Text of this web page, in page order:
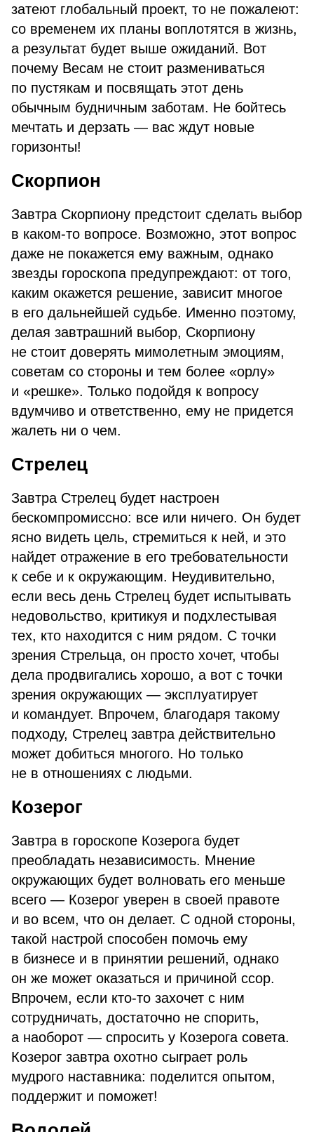
затеют глобальный проект, то не пожалеют:
со временем их планы воплотятся в жизнь,
а результат будет выше ожиданий. Вот
почему Весам не стоит размениваться
по пустякам и посвящать этот день
обычным будничным заботам. Не бойтесь
мечтать и дерзать — вас ждут новые
горизонты!
Скорпион
Завтра Скорпиону предстоит сделать выбор
в каком-то вопросе. Возможно, этот вопрос
даже не покажется ему важным, однако
звезды гороскопа предупреждают: от того,
каким окажется решение, зависит многое
в его дальнейшей судьбе. Именно поэтому,
делая завтрашний выбор, Скорпиону
не стоит доверять мимолетным эмоциям,
советам со стороны и тем более «орлу»
и «решке». Только подойдя к вопросу
вдумчиво и ответственно, ему не придется
жалеть ни о чем.
Стрелец
Завтра Стрелец будет настроен
бескомпромиссно: все или ничего. Он будет
ясно видеть цель, стремиться к ней, и это
найдет отражение в его требовательности
к себе и к окружающим. Неудивительно,
если весь день Стрелец будет испытывать
недовольство, критикуя и подхлестывая
тех, кто находится с ним рядом. С точки
зрения Стрельца, он просто хочет, чтобы
дела продвигались хорошо, а вот с точки
зрения окружающих — эксплуатирует
и командует. Впрочем, благодаря такому
подходу, Стрелец завтра действительно
может добиться многого. Но только
не в отношениях с людьми.
Козерог
Завтра в гороскопе Козерога будет
преобладать независимость. Мнение
окружающих будет волновать его меньше
всего — Козерог уверен в своей правоте
и во всем, что он делает. С одной стороны,
такой настрой способен помочь ему
в бизнесе и в принятии решений, однако
он же может оказаться и причиной ссор.
Впрочем, если кто-то захочет с ним
сотрудничать, достаточно не спорить,
а наоборот — спросить у Козерога совета.
Козерог завтра охотно сыграет роль
мудрого наставника: поделится опытом,
поддержит и поможет!